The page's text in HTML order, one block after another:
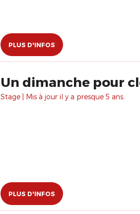
PLUS D'INFOS
Un dimanche pour
Stage | Mis à jour il y a presque 5 ans.
PLUS D'INFOS